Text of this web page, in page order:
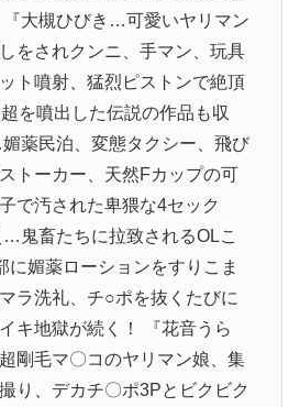
『大槻ひびき…可愛いヤリマン
をされクンニ、手マン、玩具
ト噴射、猛烈ピストンで絶頂
を噴出した伝説の作品も収
薬民泊、変態タクシー、飛び
トーカー、天然Fカップの可
で汚された卑猥な4セック
鬼畜たちに拉致されるOLこ
に媚薬ローションをすりこま
ラ洗礼、チ○ポを抜くたびに
キ地獄が続く！ 『花音うら
剛毛マ〇コのヤリマン娘、集
り、デカチ〇ポ3Pとビクビク